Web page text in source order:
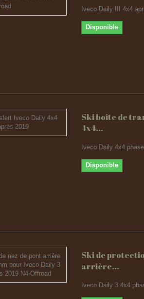
Iveco Daily III 4x4
Disponible
Ski boîte de
4x4...
Iveco Daily 4x4
Disponible
Ski de
arrière...
Iveco Daily 3 4x4